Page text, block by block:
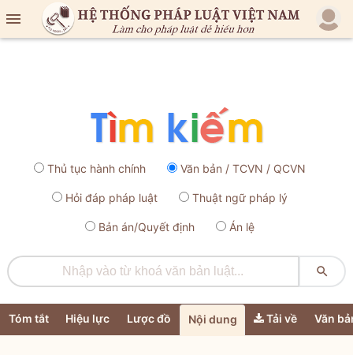

Thủ tục hành chính Văn bản / TCVN / QCVN
Hỏi đáp pháp luật Thuật ngữ pháp lý
Bản án/Quyết định Án lệ

Tóm tắt Hiệu lực Lược đồ Nội dung Tải về Văn